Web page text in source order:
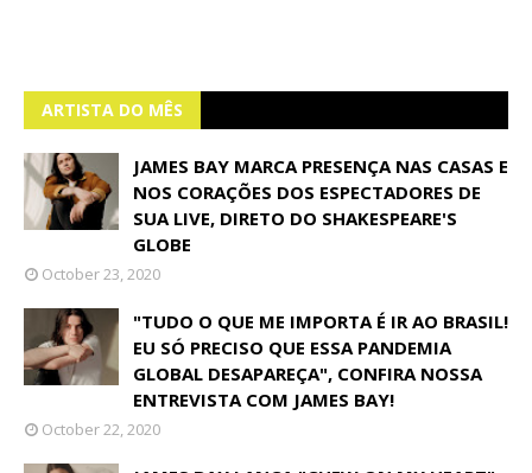
ARTISTA DO MÊS
JAMES BAY MARCA PRESENÇA NAS CASAS E
NOS CORAÇÕES DOS ESPECTADORES DE
SUA LIVE, DIRETO DO SHAKESPEARE'S
GLOBE
October 23, 2020
"TUDO O QUE ME IMPORTA É IR AO BRASIL!
EU SÓ PRECISO QUE ESSA PANDEMIA
GLOBAL DESAPAREÇA", CONFIRA NOSSA
ENTREVISTA COM JAMES BAY!
October 22, 2020